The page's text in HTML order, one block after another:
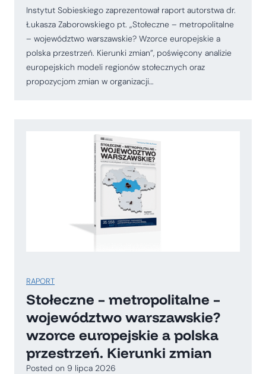
Instytut Sobieskiego zaprezentował raport autorstwa dr.
Łukasza Zaborowskiego pt. „Stołeczne – metropolitalne
– województwo warszawskie? Wzorce europejskie a
polska przestrzeń. Kierunki zmian”, poświęcony analizie
europejskich modeli regionów stołecznych oraz
propozycjom zmian w organizacji…
RAPORT
Stołeczne – metropolitalne –
województwo warszawskie?
wzorce europejskie a polska
przestrzeń. Kierunki zmian
Posted on 9 lipca 2026